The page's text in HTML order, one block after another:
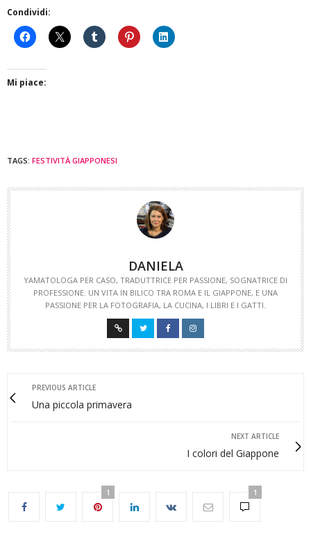
Condividi:
Mi piace:
TAGS: FESTIVITÀ GIAPPONESI
DANIELA
YAMATOLOGA PER CASO, TRADUTTRICE PER PASSIONE, SOGNATRICE DI
PROFESSIONE. UN VITA IN BILICO TRA ROMA E IL GIAPPONE, E UNA
PASSIONE PER LA FOTOGRAFIA, LA CUCINA, I LIBRI E I GATTI.
PREVIOUS ARTICLE
Una piccola primavera
NEXT ARTICLE
I colori del Giappone
1 1